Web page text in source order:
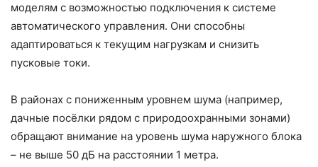
моделям с возможностью подключения к системе
автоматического управления. Они способны
адаптироваться к текущим нагрузкам и снизить
пусковые токи.
В районах с пониженным уровнем шума (например,
дачные посёлки рядом с природоохранными зонами)
обращают внимание на уровень шума наружного блока
– не выше 50 дБ на расстоянии 1 метра.